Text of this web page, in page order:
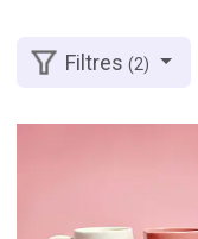
Filtres(2)